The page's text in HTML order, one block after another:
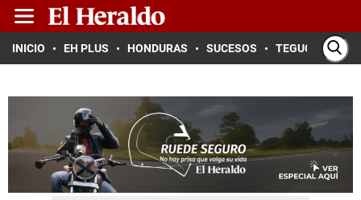
INICIO EH PLUS HONDURAS SUCESOS TEGUCIGALPA